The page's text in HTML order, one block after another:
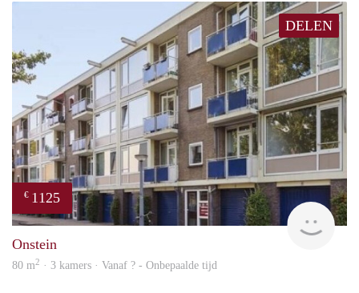
DELEN
€ 1125
rent
Onstein
80 m2 · 3 kamers · Vanaf ? - Onbepaalde tijd